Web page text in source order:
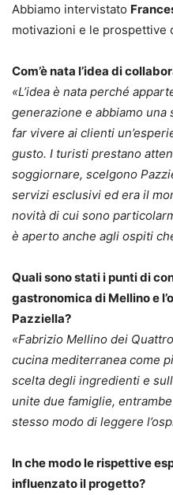
Abbiamo intervistato
motivazioni e le prospettive
Com’è nata l’idea di
«L’idea è nata perché
generazione e abbiamo
far vivere ai clienti
gusto. I turisti prestano
soggiornare, scelgono
servizi esclusivi ed era il
novità di cui sono
è aperto anche agli ospiti
Quali sono stati i punti di
gastronomica di Mellino e
Pazziella?
«Fabrizio Mellino dei
cucina mediterranea come
scelta degli ingredienti e
unite due famiglie,
stesso modo di leggere
In che modo le rispettive
influenzato il progetto?